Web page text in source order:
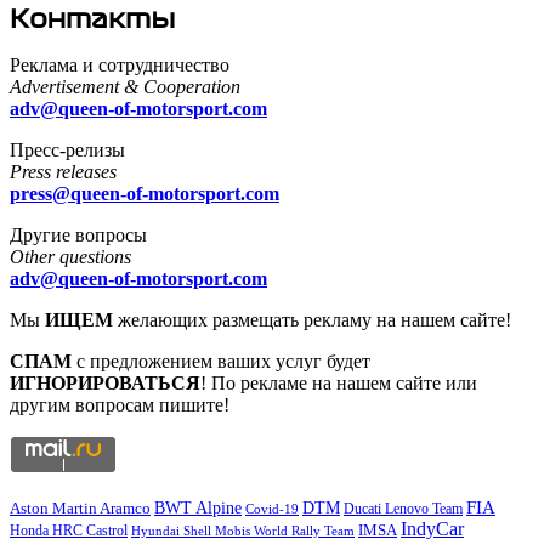
Контакты
Реклама и сотрудничество
Advertisement & Cooperation
adv@queen-of-motorsport.com
Пресс-релизы
Press releases
press@queen-of-motorsport.com
Другие вопросы
Other questions
adv@queen-of-motorsport.com
Мы ИЩЕМ желающих размещать рекламу на нашем сайте!
СПАМ с предложением ваших услуг будет
ИГНОРИРОВАТЬСЯ! По рекламе на нашем сайте или
другим вопросам пишите!
Aston Martin Aramco BWT Alpine Covid-19 DTM Ducati Lenovo Team FIA
Honda HRC Castrol Hyundai Shell Mobis World Rally Team IMSA IndyCar